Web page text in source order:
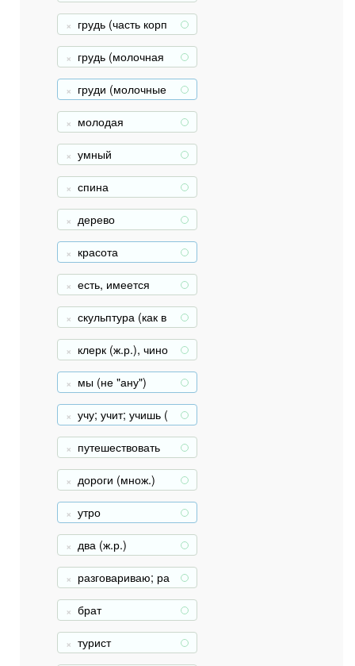
грудь (часть корп
уса тела)
+
грудь (молочная
железа)
+
груди (молочные
железы)
+
молодая +
умный +
спина +
дерево +
красота +
есть, имеется +
скульптура (как в
ид искусства)
+
клерк (ж.р.), чино
вница
+
мы (не "ану") +
учу; учит; учишь (
жен.)
+
путешествовать +
дороги (множ.) +
утро +
два (ж.р.) +
разговариваю; ра
зговаривает; разг
овариваешь (муж.
)
+
брат +
турист +